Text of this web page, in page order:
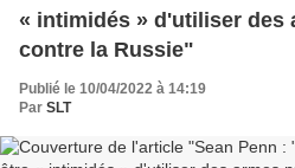
« intimidés » d'utiliser des
contre la Russie"
Publié le 10/04/2022 à 14:19
Par SLT